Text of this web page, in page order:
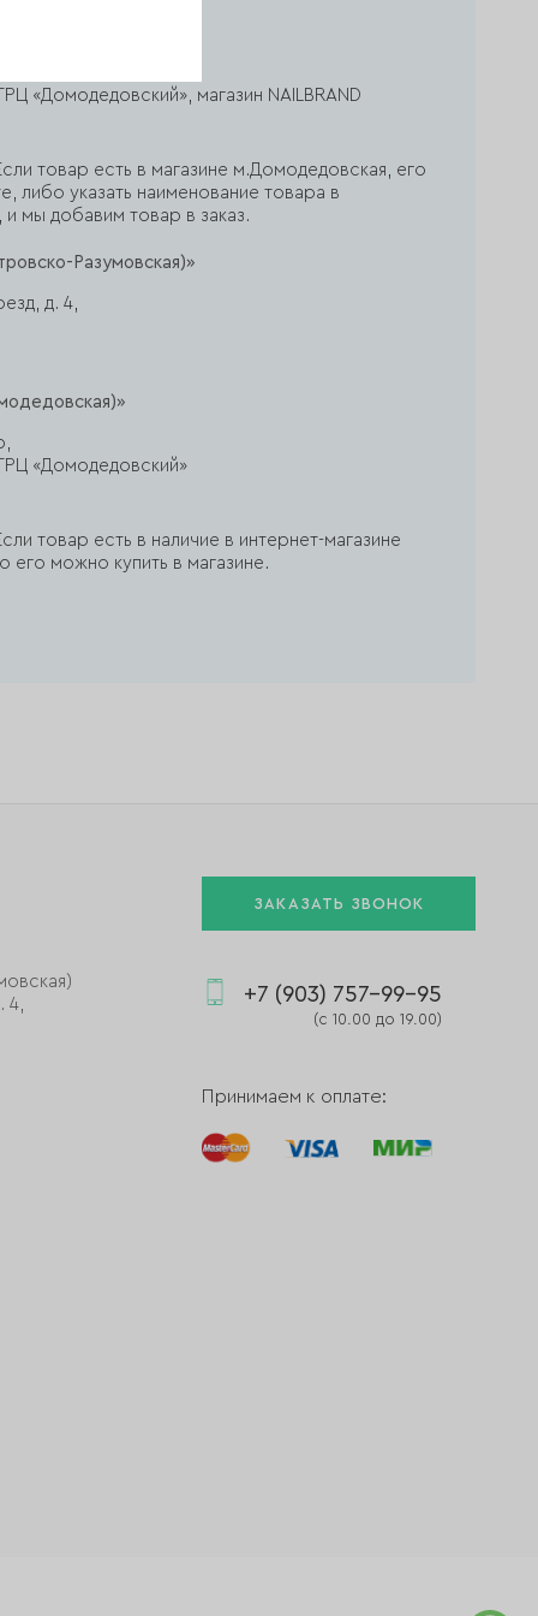
«Домодедовский», магазин NAILBRAND
товар есть в магазине м.Домодедовская, его
либо указать наименование товара в
и мы добавим товар в заказ.
Разумовская)»
д. 4,
«Домодедовский»
товар есть в наличие в интернет-магазине
его можно купить в магазине.
4,
ЗАКАЗАТЬ ЗВОНОК
+7 (903) 757-99-95
(с 10.00 до 19.00)
Принимаем к оплате: